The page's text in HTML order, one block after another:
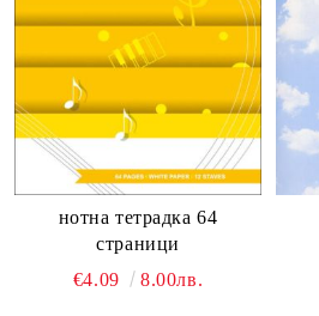
нотна тетрадка 64
страници
€4.09
8.00лв.